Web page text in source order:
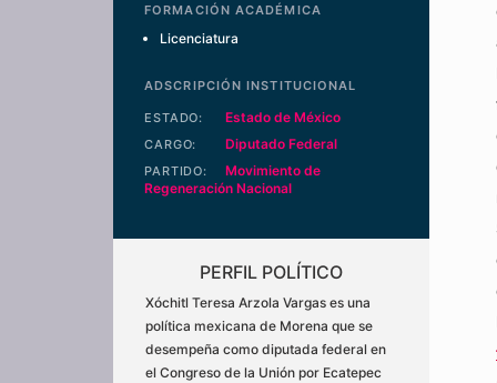
FORMACIÓN ACADÉMICA
Licenciatura
ADSCRIPCIÓN INSTITUCIONAL
ESTADO: Estado de México
CARGO: Diputado Federal
PARTIDO:
Movimiento de
Regeneración Nacional
PERFIL POLÍTICO
Xóchitl Teresa Arzola Vargas es una
política mexicana de Morena que se
desempeña como diputada federal en
el Congreso de la Unión por Ecatepec